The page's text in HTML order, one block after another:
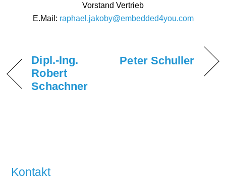
Vorstand Vertrieb
E.Mail: raphael.jakoby@embedded4you.com
Dipl.-Ing.
Robert
Schachner
Peter Schuller
Kontakt